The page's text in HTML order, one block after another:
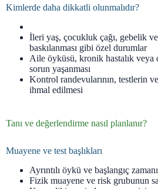
Kimlerde daha dikkatli olunmalıdır?
İleri yaş, çocukluk çağı, gebelik
baskılanması gibi özel durumlar
Aile öyküsü, kronik hastalık veya
sorun yaşanması
Kontrol randevularının, testlerin
ihmal edilmesi
Tanı ve değerlendirme nasıl planlanır?
Muayene ve test başlıkları
Ayrıntılı öykü ve başlangıç
Fizik muayene ve risk grubunun